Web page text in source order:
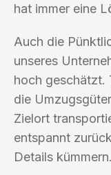
hat immer eine
Auch die
unseres
hoch geschätzt.
die
Zielort
entspannt
Details kümmern.